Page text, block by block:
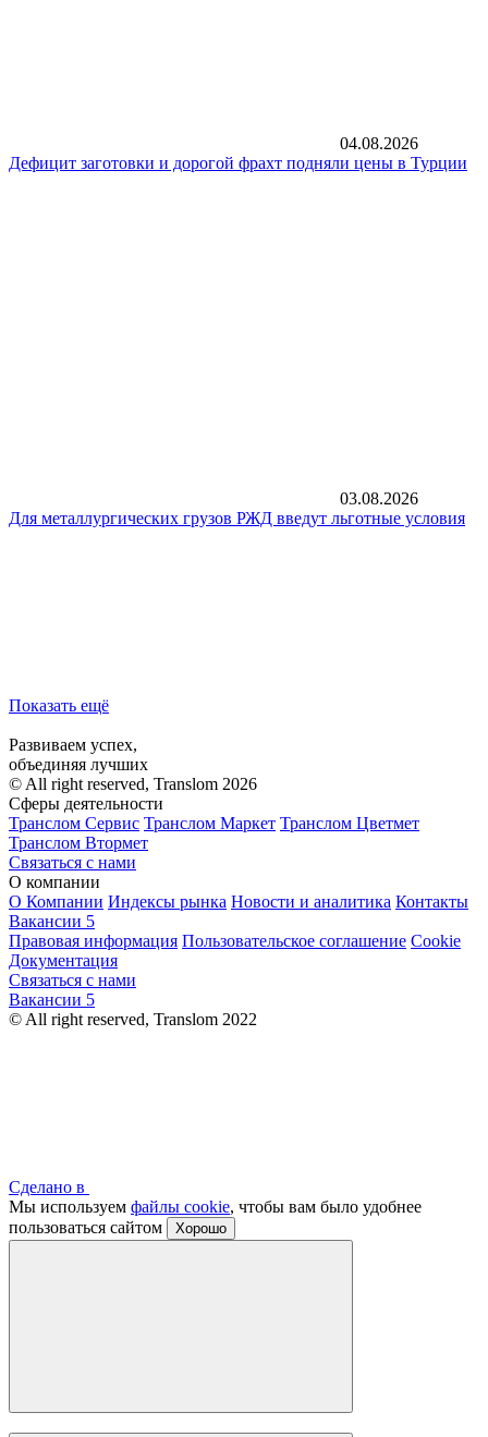
04.08.2026
Дефицит заготовки и дорогой фрахт подняли цены в Турции
03.08.2026
Для металлургических грузов РЖД введут льготные условия
Показать ещё
Развиваем успех,
объединяя лучших
© All right reserved, Translom 2026
Сферы деятельности
Транслом Сервис Транслом Маркет Транслом Цветмет
Транслом Втормет
Связаться с нами
О компании
О Компании Индексы рынка Новости и аналитика Контакты
Вакансии 5
Правовая информация Пользовательское соглашение Cookie
Документация
Связаться с нами
Вакансии 5
© All right reserved, Translom 2022
Сделано в
Мы используем файлы cookie, чтобы вам было удобнее
пользоваться сайтом
Хорошо